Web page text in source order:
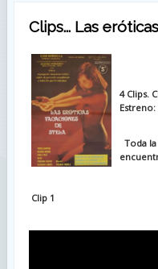
Clips... Las
4 Clips.
Toda
Clip 1